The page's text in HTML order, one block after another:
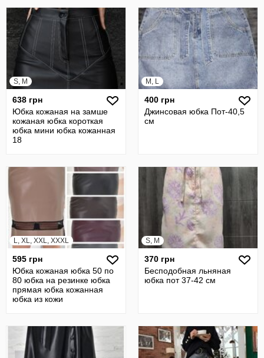
S, M
638 грн
Юбка кожаная на замше
кожаная юбка короткая
юбка мини юбка кожанная
18
M, L
400 грн
Джинсовая юбка Пот-40,5
см
L, XL, XXL, XXXL
595 грн
Юбка кожаная юбка 50 по
80 юбка на резинке юбка
прямая юбка кожанная
юбка из кожи
S, M
370 грн
Бесподобная льняная
юбка пот 37-42 см